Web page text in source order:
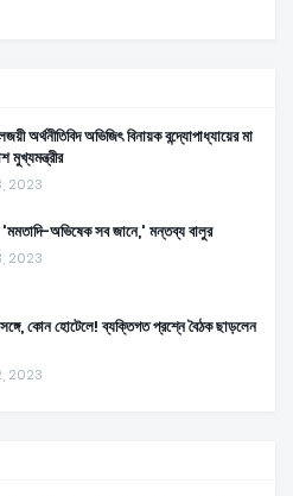
অভিজিৎ বিনায়ক বন্দ্যোপাধ্যায়ের মা
মুখ্যমন্ত্রীর
2023
অভিষেক সব জানে,' মন্তব্য বালুর
2023
কোন হোটেলে! ব্যক্তিগত প্রশ্নে বৈঠক ছাড়লেন
2023